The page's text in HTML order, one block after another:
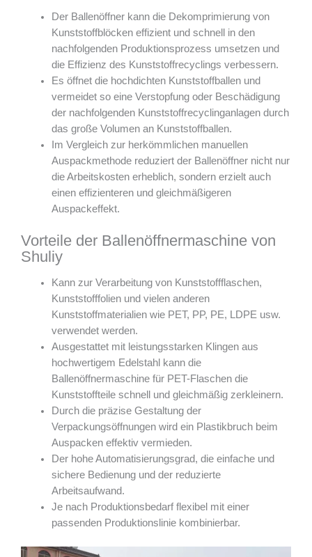
Der Ballenöffner kann die Dekomprimierung von
Kunststoffblöcken effizient und schnell in den
nachfolgenden Produktionsprozess umsetzen und
die Effizienz des Kunststoffrecyclings verbessern.
Es öffnet die hochdichten Kunststoffballen und
vermeidet so eine Verstopfung oder Beschädigung
der nachfolgenden Kunststoffrecyclinganlagen durch
das große Volumen an Kunststoffballen.
Im Vergleich zur herkömmlichen manuellen
Auspackmethode reduziert der Ballenöffner nicht nur
die Arbeitskosten erheblich, sondern erzielt auch
einen effizienteren und gleichmäßigeren
Auspackeffekt.
Vorteile der Ballenöffnermaschine von
Shuliy
Kann zur Verarbeitung von Kunststoffflaschen,
Kunststofffolien und vielen anderen
Kunststoffmaterialien wie PET, PP, PE, LDPE usw.
verwendet werden.
Ausgestattet mit leistungsstarken Klingen aus
hochwertigem Edelstahl kann die
Ballenöffnermaschine für PET-Flaschen die
Kunststoffteile schnell und gleichmäßig zerkleinern.
Durch die präzise Gestaltung der
Verpackungsöffnungen wird ein Plastikbruch beim
Auspacken effektiv vermieden.
Der hohe Automatisierungsgrad, die einfache und
sichere Bedienung und der reduzierte
Arbeitsaufwand.
Je nach Produktionsbedarf flexibel mit einer
passenden Produktionslinie kombinierbar.